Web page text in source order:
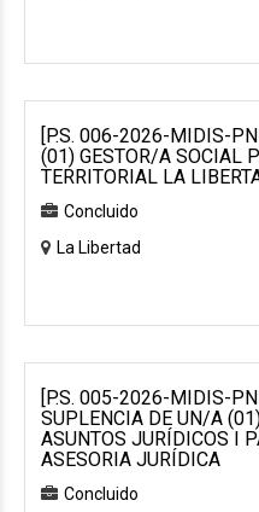
[P.S. 006-2026-MIDIS-
(01) GESTOR/A SOCIAL
TERRITORIAL LA
Concluido
La Libertad
[P.S. 005-2026-MIDIS-
SUPLENCIA DE UN/A
ASUNTOS JURÍDICOS I
ASESORIA JURÍDICA
Concluido